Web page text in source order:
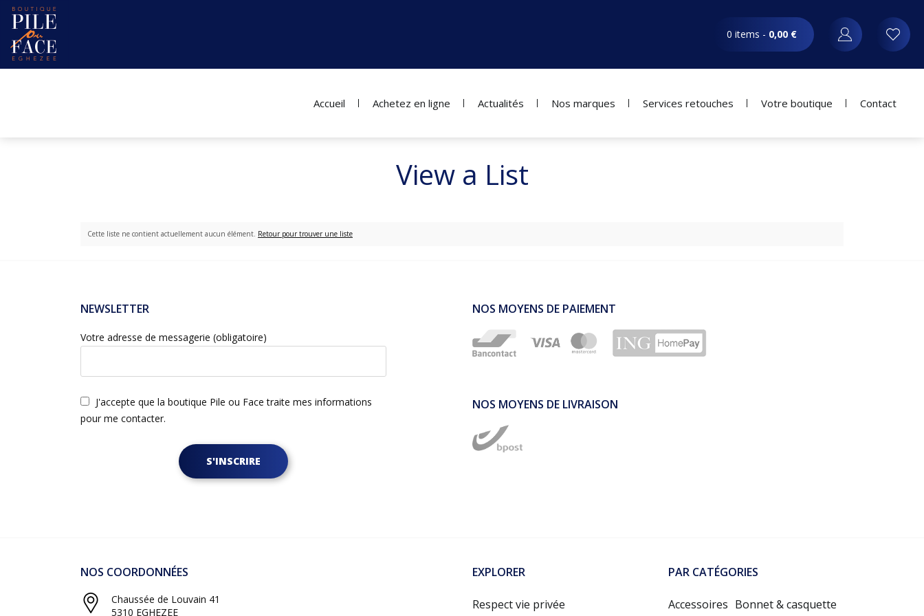
0 items - 0,00 €
Accueil Achetez en ligne Actualités Nos marques Services retouches Votre boutique Contact
View a List
Cette liste ne contient actuellement aucun élément. Retour pour trouver une liste
NEWSLETTER
Votre adresse de messagerie (obligatoire)
J'accepte que la boutique Pile ou Face traite mes informations
pour me contacter.
S'INSCRIRE
NOS MOYENS DE PAIEMENT
NOS MOYENS DE LIVRAISON
NOS COORDONNÉES
Chaussée de Louvain 41
5310 EGHEZEE
EXPLORER
Respect vie privée
PAR CATÉGORIES
Accessoires Bonnet & casquette